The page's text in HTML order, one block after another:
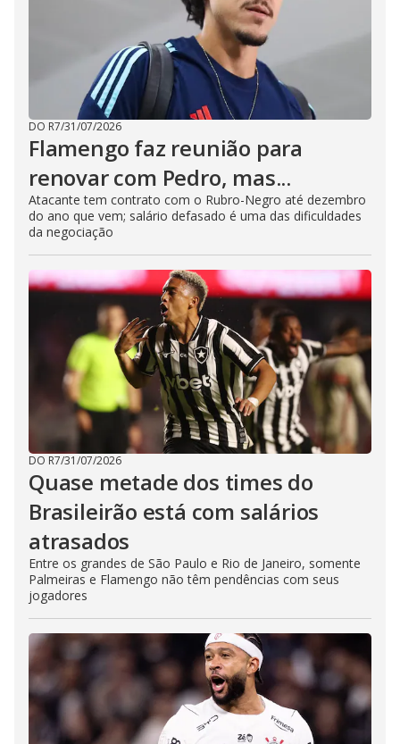
DO R7/31/07/2026
Flamengo faz reunião para
renovar com Pedro, mas...
Atacante tem contrato com o Rubro-Negro até dezembro
do ano que vem; salário defasado é uma das dificuldades
da negociação
DO R7/31/07/2026
Quase metade dos times do
Brasileirão está com salários
atrasados
Entre os grandes de São Paulo e Rio de Janeiro, somente
Palmeiras e Flamengo não têm pendências com seus
jogadores